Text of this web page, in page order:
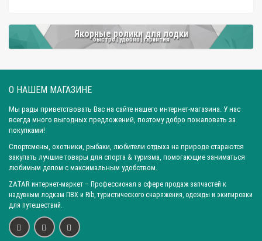
Якорные ролики для лодки
быстро | удобно | гарантия
О НАШЕМ МАГАЗИНЕ
Мы рады приветствовать Вас на сайте нашего интернет-магазина. У нас
всегда много выгодных предложений, поэтому добро пожаловать за
покупками!
Спортсмены, охотники, рыбаки, любители отдыха на природе стараются
закупать лучшие товары для спорта & туризма, помогающие заниматься
любимым делом с максимальным удобством.
ZATAR интернет-маркет – Профессионал в сфере продаж запчастей к
надувным лодкам ПВХ и Rib, туристического снаряжения, одежды и экипировки
для путешествий.